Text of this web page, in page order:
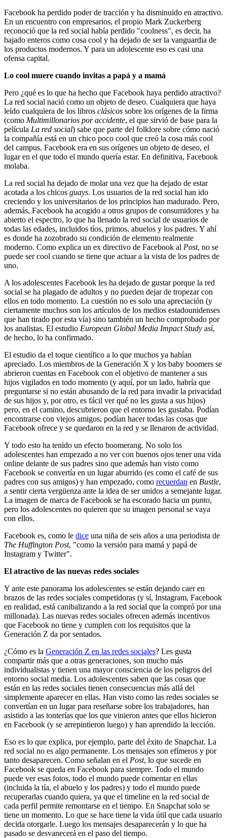
Facebook ha perdido poder de tracción y ha disminuido en atractivo.
En un encuentro con empresarios, el propio Mark Zuckerberg
reconoció que la red social había perdido "coolness", es decir, ha
bajado enteros como cosa cool y ha dejado de ser la vanguardia de
los productos modernos. Y para un adolescente eso es casi una
ofensa capital.
Lo cool muere cuando invitas a papá y a mamá
Pero ¿qué es lo que ha hecho que Facebook haya perdido atractivo?
La red social nació como un objeto de deseo. Cualquiera que haya
leído cualquiera de los libros clásicos sobre los orígenes de la firma
(como Multimillonarios por accidente, el que sirvió de base para la
película La red social) sabe que parte del folklore sobre cómo nació
la compañía está en un chico poco cool que creó la cosa más cool
del campus. Facebook era en sus orígenes un objeto de deseo, el
lugar en el que todo el mundo quería estar. En definitiva, Facebook
molaba.
La red social ha dejado de molar una vez que ha dejado de estar
acotada a los chicos guays. Los usuarios de la red social han ido
creciendo y los universitarios de los principios han madurado. Pero,
además, Facebook ha acogido a otros grupos de consumidores y ha
abierto el espectro, lo que ha llenado la red social de usuarios de
todas las edades, incluidos tíos, primos, abuelos y los padres. Y ahí
es donde ha zozobrado su condición de elemento realmente
moderno. Como explica un ex directivo de Facebook al Post, no se
puede ser cool cuando se tiene que actuar a la vista de los padres de
uno.
A los adolescentes Facebook les ha dejado de gustar porque la red
social se ha plagado de adultos y no pueden dejar de tropezar con
ellos en todo momento. La cuestión no es solo una apreciación (y
ciertamente muchos son los artículos de los medios estadounidenses
que han tirado por esta vía) sino también un hecho comprobado por
los analistas. El estudio European Global Media Impact Study así,
de hecho, lo ha confirmado.
El estudio da el toque científico a lo que muchos ya habían
apreciado. Los miembros de la Generación X y los baby boomers se
abrieron cuentas en Facebook con el objetivo de mantener a sus
hijos vigilados en todo momento (y aquí, por un lado, habría que
preguntarse si no están abusando de la red para invadir la privacidad
de sus hijos y, por otro, es fácil ver qué no les gusta a sus hijos)
pero, en el camino, descubrieron que el entorno les gustaba. Podían
encontrarse con viejos amigos, podían hacer todas las cosas que
Facebook ofrece y se quedaron en la red y se llenaron de actividad.
Y todo esto ha tenido un efecto boomerang. No solo los
adolescentes han empezado a no ver con buenos ojos tener una vida
online delante de sus padres sino que además han visto como
Facebook se convertía en un lugar aburrido (es como el café de sus
padres con sus amigos) y han empezado, como recuerdan en Bustle,
a sentir cierta vergüenza ante la idea de ser unidos a semejante lugar.
La imagen de marca de Facebook se ha escorado hacia un punto,
pero los adolescentes no quieren que su imagen personal se vaya
con ellos.
Facebook es, como le dice una niña de seis años a una periodista de
The Huffington Post, "como la versión para mamá y papá de
Instagram y Twitter".
El atractivo de las nuevas redes sociales
Y ante este panorama los adolescentes se están dejando caer en
brazos de las redes sociales competidoras (y sí, Instagram, Facebook
en realidad, está canibalizando a la red social que la compró por una
millonada). Las nuevas redes sociales ofrecen además incentivos
que Facebook no tiene y cumplen con los requisitos que la
Generación Z da por sentados.
¿Cómo es la Generación Z en las redes sociales? Les gusta
compartir más que a otras generaciones, son mucho más
individualistas y tienen una mayor consciencia de los peligros del
entorno social media. Los adolescentes saben que las cosas que
están en las redes sociales tienen consecuencias más allá del
simplemente aparecer en ellas. Han visto como las redes sociales se
convertían en un lugar para reseñarse sobre los trabajadores, han
asistido a las tonterías que los que vinieron antes que ellos hicieron
en Facebook (y se arrepintieron luego) y han aprendido la lección.
Eso es lo que explica, por ejemplo, parte del éxito de Snapchat. La
red social no es algo permanente. Los mensajes son efímeros y por
tanto desaparecen. Como señalan en el Post, lo que sucede en
Facebook se queda en Facebook para siempre. Todo el mundo
puede ver esas fotos, todo el mundo puede comentar en ellas
(incluida la tía, el abuelo y los padres) y todo el mundo puede
recuperarlas cuando quiera, ya que el timeline en la red social de
cada perfil permite remontarse en el tiempo. En Snapchat solo se
tiene un momento. Lo que se hace tiene la vida útil que cada usuario
decida otorgarle. Luego los mensajes desaparecerán y lo que ha
pasado se desvanecerá en el paso del tiempo.